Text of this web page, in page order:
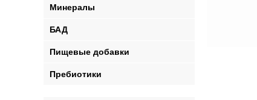
Минералы
БАД
Пищевые добавки
Пребиотики